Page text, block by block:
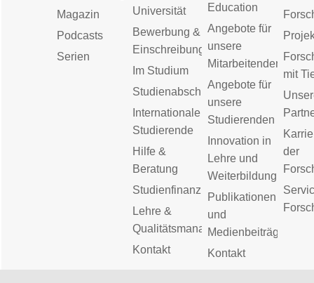
Magazin
Podcasts
Serien
Universität
Bewerbung &
Einschreibung
Im Studium
Studienabschluss
Internationale
Studierende
Hilfe &
Beratung
Studienfinanzierung
Lehre &
Qualitätsmanagement
Kontakt
Education
Angebote für
unsere
Mitarbeitenden
Angebote für
unsere
Studierenden
Innovation in
Lehre und
Weiterbildung
Publikationen
und
Medienbeiträge
Kontakt
mit
der